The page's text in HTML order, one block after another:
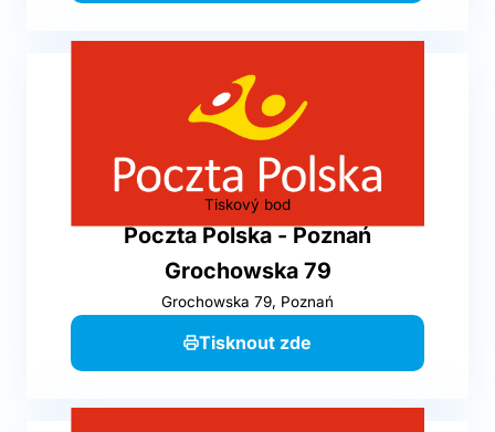
Tiskový bod
Poczta Polska - Poznań
Grochowska 79
Grochowska 79, Poznań
Tisknout zde